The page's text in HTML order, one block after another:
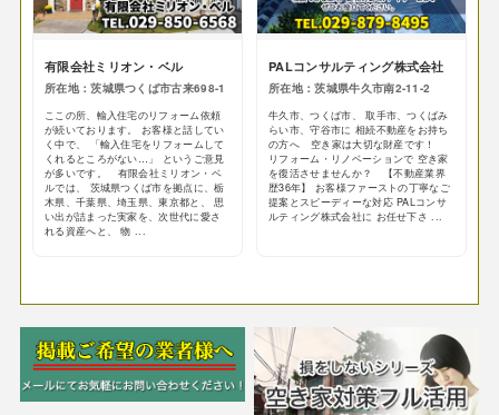
有限会社ミリオン・ベル
所在地：茨城県つくば市古来698-1
ここの所、輸入住宅のリフォーム依頼
が続いております。 お客様と話してい
く中で、 「輸入住宅をリフォームして
くれるところがない…」 というご意見
が多いです。 有限会社ミリオン・ベ
ルでは、 茨城県つくば市を拠点に、栃
木県、千葉県、埼玉県、東京都と、 思
い出が詰まった実家を、次世代に愛さ
れる資産へと、 物 ...
PALコンサルティング株式会社
所在地：茨城県牛久市南2-11-2
牛久市、つくば市、 取手市、つくばみ
らい市、守谷市に 相続不動産をお持ち
の方へ 空き家は大切な財産です！
リフォーム・リノベーションで 空き家
を復活させませんか？ 【不動産業界
歴36年】 お客様ファーストの丁寧なご
提案とスピーディーな対応 PALコンサ
ルティング株式会社に お任せ下さ ...